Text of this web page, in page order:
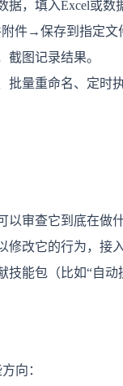
据，填入Excel或数
附件→保存到指定
截图记录结果。
批量重命名、定时
以审查它到底在做
修改它的行为，接
技能包（比如“自
向：